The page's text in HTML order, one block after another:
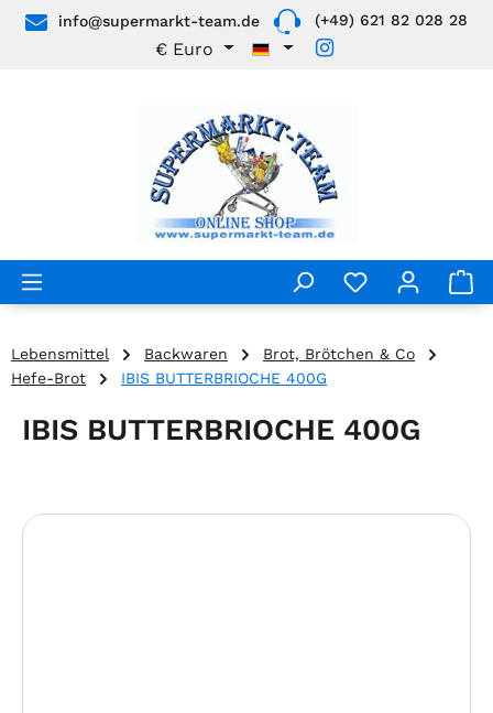
Zum Hauptinhalt springen
info@supermarkt-team.de (+49) 621 82 028 28
€ Euro
Lebensmittel Backwaren
Brot, Brötchen & Co
Hefe-Brot
IBIS BUTTERBRIOCHE 400G
IBIS BUTTERBRIOCHE 400G
Bildergalerie überspringen